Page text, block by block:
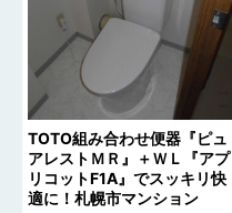
TOTO組み合わせ便器『ピュ
アレストＭＲ』＋ＷＬ『アプ
リコットF1A』でスッキリ快
適に！札幌市マンション